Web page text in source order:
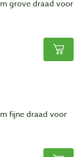
grove draad voor
fijne draad voor